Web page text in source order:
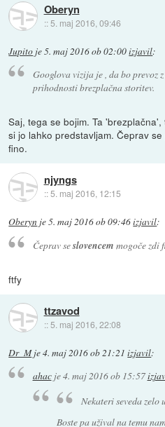
Oberyn
:: 5. maj 2016, 09:46
Jupito je5. maj 2016 ob 02:00izjavil:
Googlova vizija je , da bo prevoz
prihodnosti brezplačna storitev.
Saj, tega se bojim. Ta
si jo lahko predstavljam. Čeprav
fino.
njyngs
::5. maj 2016, 12:15
Oberyn je5. maj 2016 ob 09:46izjavil:
Čeprav seslovencem mogoče zdi
ftfy
ttzavod
:: 5. maj 2016, 22:08
Dr_Mje4. maj 2016 ob 21:21 izjavil:
ahacje4. maj 2016 ob 15:57
Nekateri seveda zelo
Boste pa užival na temu